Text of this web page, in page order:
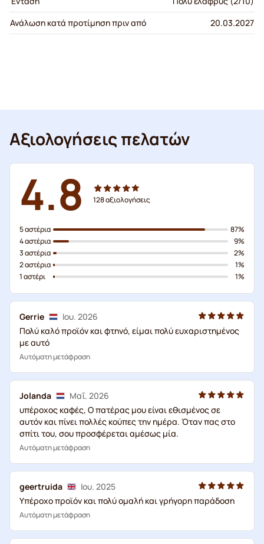
Ανάλωση κατά προτίμηση πριν από
20.03.2027
Αξιολογήσεις πελατών
4.8 128αξιολογήσεις
5 αστέρια
4 αστέρια
3 αστέρια
2 αστέρια
1 αστέρι
87%
9%
2%
1%
1%
Gerrie
Ιου. 2026
Πολύ καλό προϊόν και φτηνό, είμαι πολύ ευχαριστημένος
με αυτό
Αυτόματη μετάφραση
Jolanda
Μαΐ. 2026
υπέροχος καφές, Ο πατέρας μου είναι εθισμένος σε
αυτόν και πίνει πολλές κούπες την ημέρα. Όταν πας στο
σπίτι του, σου προσφέρεται αμέσως μία.
Αυτόματη μετάφραση
geertruida
Ιου. 2025
Υπέροχο προϊόν και πολύ ομαλή και γρήγορη παράδοση
Αυτόματη μετάφραση